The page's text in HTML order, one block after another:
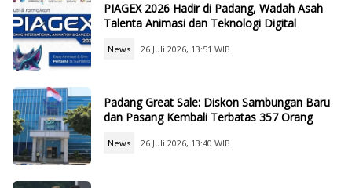
PIAGEX 2026 Hadir di Padang, Wadah Asah
Talenta Animasi dan Teknologi Digital
News 26 Juli 2026, 13:51 WIB
Padang Great Sale: Diskon Sambungan Baru
dan Pasang Kembali Terbatas 357 Orang
News 26 Juli 2026, 13:40 WIB